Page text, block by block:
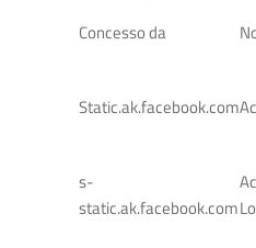
Concesso da
Static.ak.facebook.com
s-
static.ak.facebook.com